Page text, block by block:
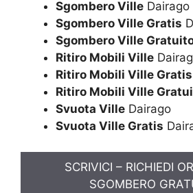
Sgombero Ville Dairago
Sgombero Ville Gratis
Sgombero Ville
Ritiro Mobili Ville
Ritiro Mobili Ville Gratis
Ritiro Mobili Ville
Svuota Ville Dairago
Svuota Ville Gratis
SCRIVICI – RICHIEDI
SGOMBERO